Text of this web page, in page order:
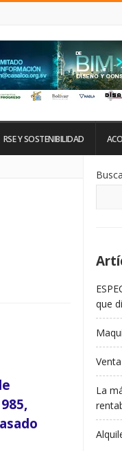
RSE Y SOSTENIBILIDAD
De
La
que
La